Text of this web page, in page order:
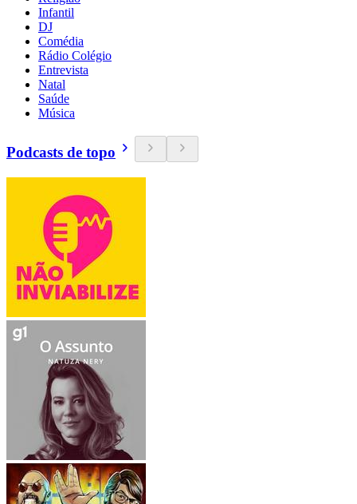
Infantil
DJ
Comédia
Rádio Colégio
Entrevista
Natal
Saúde
Música
Podcasts de topo